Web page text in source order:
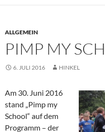
ALLGEMEIN
PIMP MY
6. JULI 2016 HINKEL
Am 30. Juni 2016
stand „Pimp my
School“ auf dem
Programm – der